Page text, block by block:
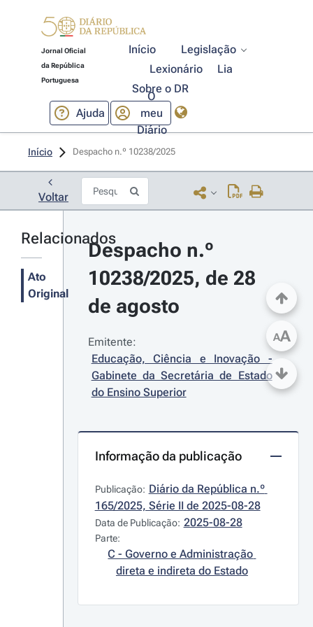
Jornal Oficial
da República
Portuguesa
Início
Legislação
Lexionário
Lia
Sobre o DR
Ajuda
O
meu
Diário
Início Despacho n.º 10238/2025
Voltar
Relacionados
Ato
Original
Despacho n.º
10238/2025, de 28
de agosto
Emitente:
Educação, Ciência e Inovação -
Gabinete da Secretária de Estado
do Ensino Superior
Informação da publicação
Publicação: Diário da República n.º
165/2025, Série II de 2025-08-28
Data de Publicação: 2025-08-28
Parte:
C - Governo e Administração
direta e indireta do Estado
AA